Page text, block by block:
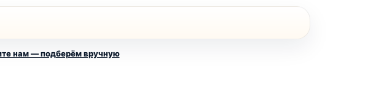
нам — подберём вручную